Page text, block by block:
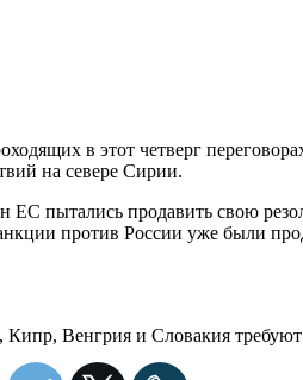
в этот четверг
на севере Сирии.
ЕС пытались продавить свою
против России уже были
Венгрия и Словакия